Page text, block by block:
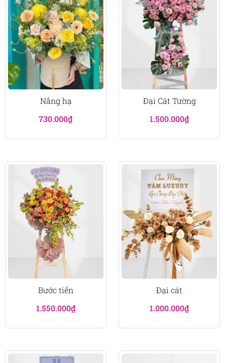
Nắng hạ
730.000₫
Đại Cát Tường
1.500.000₫
Bước tiến
1.550.000₫
Đại cát
1.000.000₫